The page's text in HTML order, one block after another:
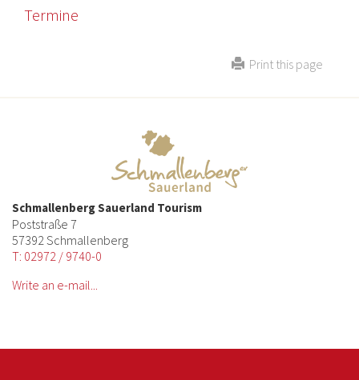
Termine
Print this page
Schmallenberg Sauerland Tourism
Poststraße 7
57392 Schmallenberg
T: 02972 / 9740-0
Write an e-mail...